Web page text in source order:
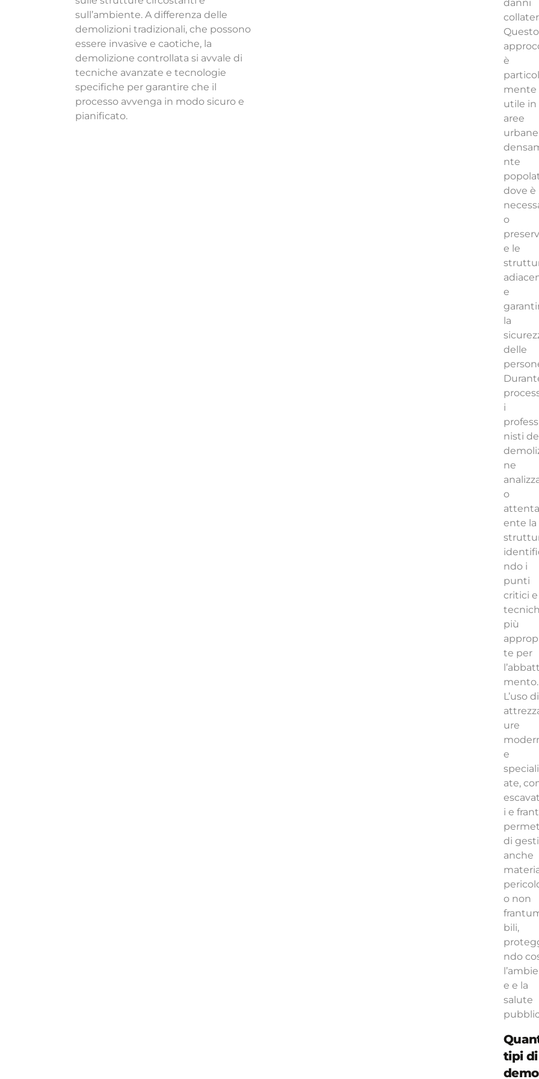
sull’ambiente. A differenza delle
demolizioni tradizionali, che possono
essere invasive e caotiche, la
demolizione controllata si avvale di
tecniche avanzate e tecnologie
specifiche per garantire che il
processo avvenga in modo sicuro e
pianificato.
danni
Questo
è
mente
utile in
aree
urbane
nte
dove è
o
e le
e
la
delle
i
nisti
ne
o
ente la
ndo i
punti
critici e
più
te per
mento.
L’uso di
ure
e
ate,
i e
di
anche
o non
bili,
ndo
e e la
salute
tipi di